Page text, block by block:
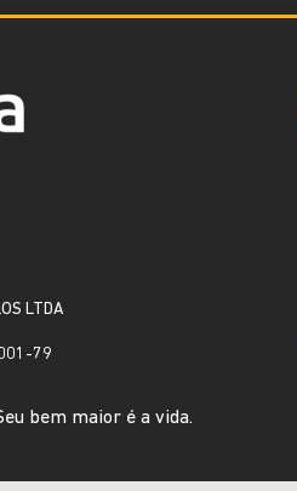
LTDA
79
bem maior é a vida.